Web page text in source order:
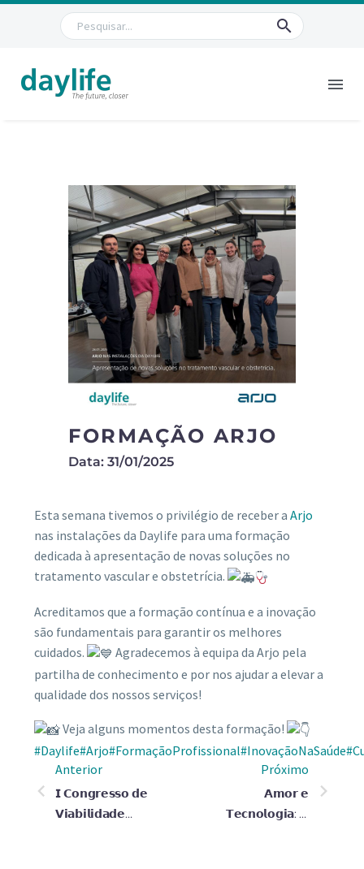
FORMAÇÃO ARJO
Data: 31/01/2025
Esta semana tivemos o privilégio de receber a Arjo
nas instalações da Daylife para uma formação
dedicada à apresentação de novas soluções no
tratamento vascular e obstetrícia.
Acreditamos que a formação contínua e a inovação
são fundamentais para garantir os melhores
cuidados.
Agradecemos à equipa da Arjo pela
partilha de conhecimento e por nos ajudar a elevar a
qualidade dos nossos serviços!
Veja alguns momentos desta formação!
#Daylife#Arjo#FormaçãoProfissional#InovaçãoNaSaúde
Anterior
𝗜 𝗖𝗼𝗻𝗴𝗿𝗲𝘀𝘀𝗼 𝗱𝗲
𝗩𝗶𝗮𝗯𝗶𝗹𝗶𝗱𝗮𝗱𝗲
Próximo
𝗔𝗺𝗼𝗿 𝗲
𝗧𝗲𝗰𝗻𝗼𝗹𝗼𝗴𝗶𝗮: 𝗢